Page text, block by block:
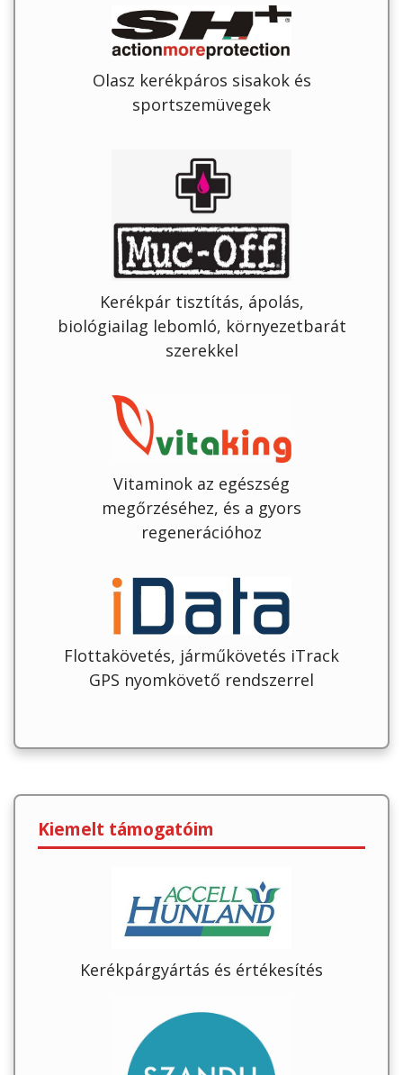
Olasz kerékpáros sisakok és
sportszemüvegek
Kerékpár tisztítás, ápolás,
biológiailag lebomló, környezetbarát
szerekkel
Vitaminok az egészség
megőrzéséhez, és a gyors
regenerációhoz
Flottakövetés, járműkövetés iTrack
GPS nyomkövető rendszerrel
Kiemelt támogatóim
Kerékpárgyártás és értékesítés